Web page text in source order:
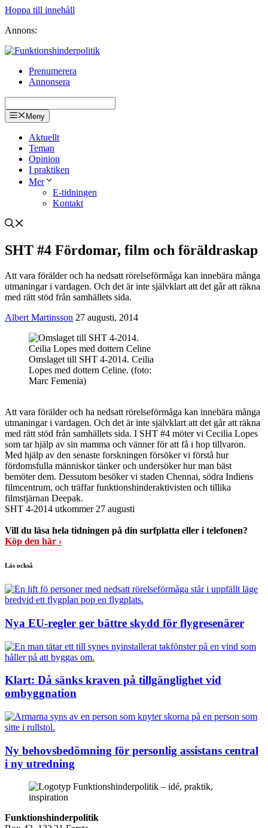
Hoppa till innehåll
Annons:
Prenumerera
Annonsera
Meny
Aktuellt
Teman
Opinion
I praktiken
Mer
E-tidningen
Kontakt
SHT #4 Fördomar, film och föräldraskap
Att vara förälder och ha nedsatt rörelseförmåga kan innebära många
utmaningar i vardagen. Och det är inte självklart att det går att räkna
med rätt stöd från samhällets sida.
Albert Martinsson 27 augusti, 2014
Omslaget till SHT 4-2014. Ceilia
Lopes med dottern Celine. (foto:
Marc Femenia)
Att vara förälder och ha nedsatt rörelseförmåga kan innebära många
utmaningar i vardagen. Och det är inte självklart att det går att räkna
med rätt stöd från samhällets sida. I SHT #4 möter vi Cecilia Lopes
som tar hjälp av sin mamma och vänner för att få i hop tillvaron.
Med hjälp av den senaste forskningen försöker vi förstå hur
fördomsfulla människor tänker och undersöker hur man bäst
bemöter dem. Dessutom besöker vi staden Chennai, södra Indiens
filmcentrum, och träffar funktionshinderaktivisten och tillika
filmstjärnan Deepak.
SHT 4-2014 utkommer 27 augusti
Vill du läsa hela tidningen på din surfplatta eller i telefonen?
Köp den här ›
Läs också
Nya EU-regler ger bättre skydd för flygresenärer
Klart: Då sänks kraven på tillgänglighet vid
ombyggnation
Ny behovsbedömning för personlig assistans central
i ny utredning
Funktionshinderpolitik